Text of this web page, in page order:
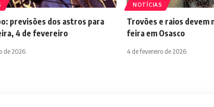
previsões dos astros para
4 de fevereiro
de 2026
NOTÍCIAS
Trovões e raios devem
feira em Osasco
4 de fevereiro de 2026